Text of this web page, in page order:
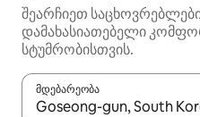
შეარჩიეთ
დამახასიათებელი
სტუმრობისთვის.
მდებარეობა
როცა შედეგები